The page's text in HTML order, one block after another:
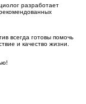
разработает
всегда готовы помочь
и качество жизни.